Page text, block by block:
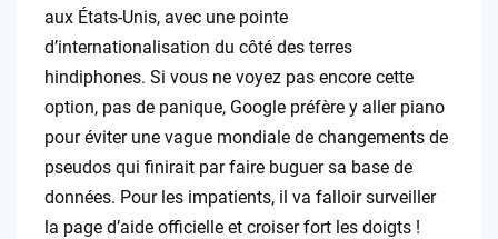
aux États-Unis, avec une pointe
d’internationalisation du côté des terres
hindiphones. Si vous ne voyez pas encore cette
option, pas de panique, Google préfère y aller piano
pour éviter une vague mondiale de changements de
pseudos qui finirait par faire buguer sa base de
données. Pour les impatients, il va falloir surveiller
la page d’aide officielle et croiser fort les doigts !